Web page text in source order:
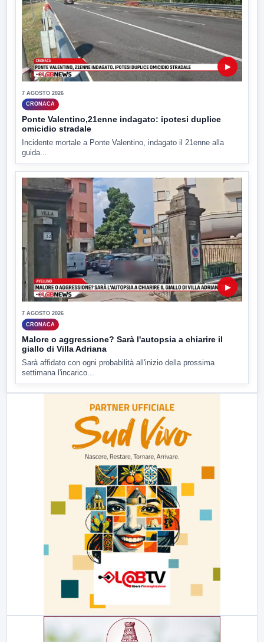
▶
7 AGOSTO 2026
CRONACA
Ponte Valentino,21enne indagato: ipotesi duplice
omicidio stradale
Incidente mortale a Ponte Valentino, indagato il 21enne alla
guida...
▶
7 AGOSTO 2026
CRONACA
Malore o aggressione? Sarà l'autopsia a chiarire il
giallo di Villa Adriana
Sarà affidato con ogni probabilità all'inizio della prossima
settimana l'incarico...